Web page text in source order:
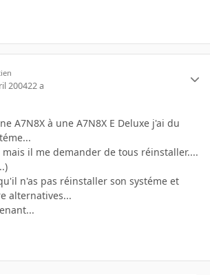
200422 a
A7N8X à une A7N8X E Deluxe j'ai du
il me demander de tous réinstaller....
n'as pas réinstaller son systéme et
alternatives...